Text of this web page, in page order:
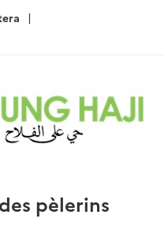
pèlerins